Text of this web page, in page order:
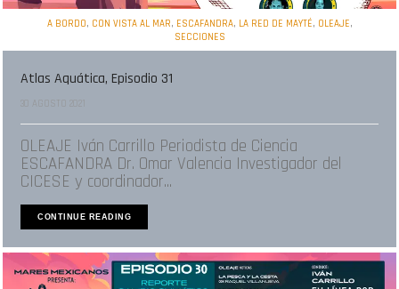
A BORDO, CON VISTA AL MAR, ESCAFANDRA, LA RED DE MAYTÉ, OLEAJE,
SECCIONES
Atlas Aquática, Episodio 31
30 AGOSTO 2021
OLEAJE Iván Carrillo Periodista de Ciencia
ESCAFANDRA Dr. Omar Valencia Investigador del
CICESE y coordinador...
CONTINUE READING